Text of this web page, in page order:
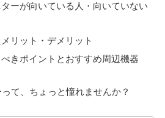
ーが向いている人・向いていない
リット・デメリット
きポイントとおすすめ周辺機器
て、ちょっと憧れませんか？